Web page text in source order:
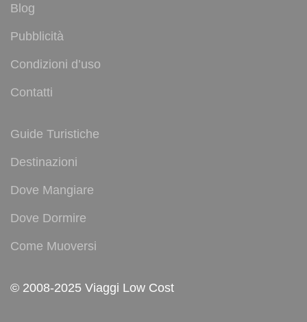
Blog
Pubblicità
Condizioni d’uso
Contatti
Guide Turistiche
Destinazioni
Dove Mangiare
Dove Dormire
Come Muoversi
© 2008-2025 Viaggi Low Cost